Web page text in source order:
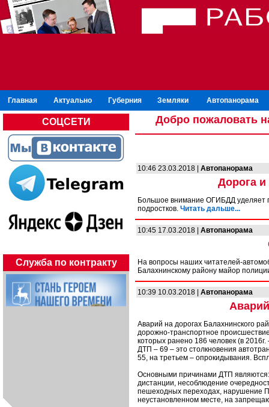
Главная Актуально Губерния Земляки Автопанорама
СОЦСЕТИ
Служба по контракту
Добро пожаловать
10:46 23.03.2018 | Автопанорама
Дорога и
Большое внимание ОГИБДД уделяет
подростков. Читать дальше...
10:45 17.03.2018 | Автопанорама
На вопросы наших читателей-
Балахнинскому району майор
10:39 10.03.2018 | Автопанорама
Аварий на дорогах Балахнинского
дорожно-транспортное
которых ранено 186 человек (в
ДТП – 69 – это столкновения
55, на третьем – опрокидывания.
Основными причинами ДТП
дистанции, несоблюдение
пешеходных переходах, нарушение
неустановленном месте, на